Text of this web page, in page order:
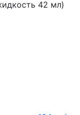
42 мл)